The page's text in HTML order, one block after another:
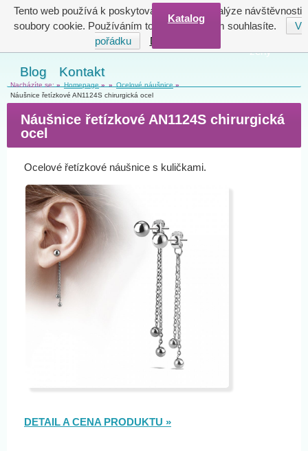
Náušnice řetízkové AN1124S chirurgická
ocel
Ocelové řetízkové náušnice s kuličkami.
DETAIL A CENA PRODUKTU »
Blog Kontakt
Nacházíte se: » Homepage » » Ocelové náušnice »
Náušnice řetízkové AN1124S chirurgická ocel
Tento web používá k poskytování služeb a analýze návštěvnosti
soubory cookie. Používáním tohoto webu s tím souhlasíte.
V
pořádku
Další informace
"Šťastné ženy
jsou krásné
ženy"
Katalog